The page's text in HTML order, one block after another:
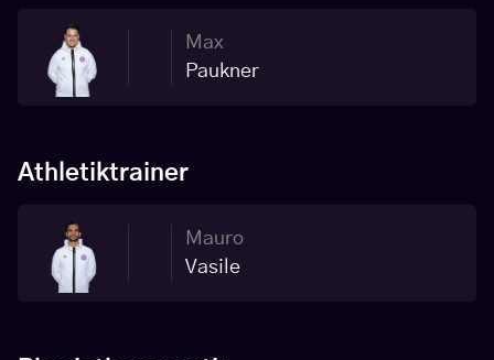
Max
Paukner
Athletiktrainer
Mauro
Vasile